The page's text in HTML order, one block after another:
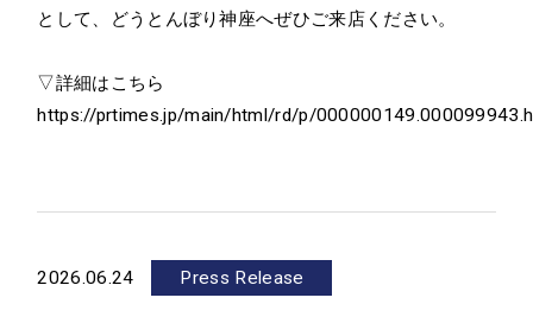
として、どうとんぼり神座へぜひご来店ください。
▽詳細はこちら
https://prtimes.jp/main/html/rd/p/
2026.06.24 Press Release